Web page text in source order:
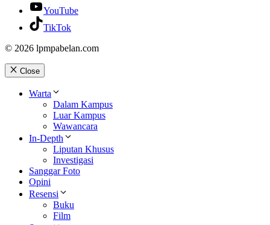
YouTube
TikTok
© 2026 lpmpabelan.com
Close
Warta
Dalam Kampus
Luar Kampus
Wawancara
In-Depth
Liputan Khusus
Investigasi
Sanggar Foto
Opini
Resensi
Buku
Film